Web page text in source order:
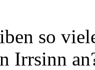
so
Irrsinn